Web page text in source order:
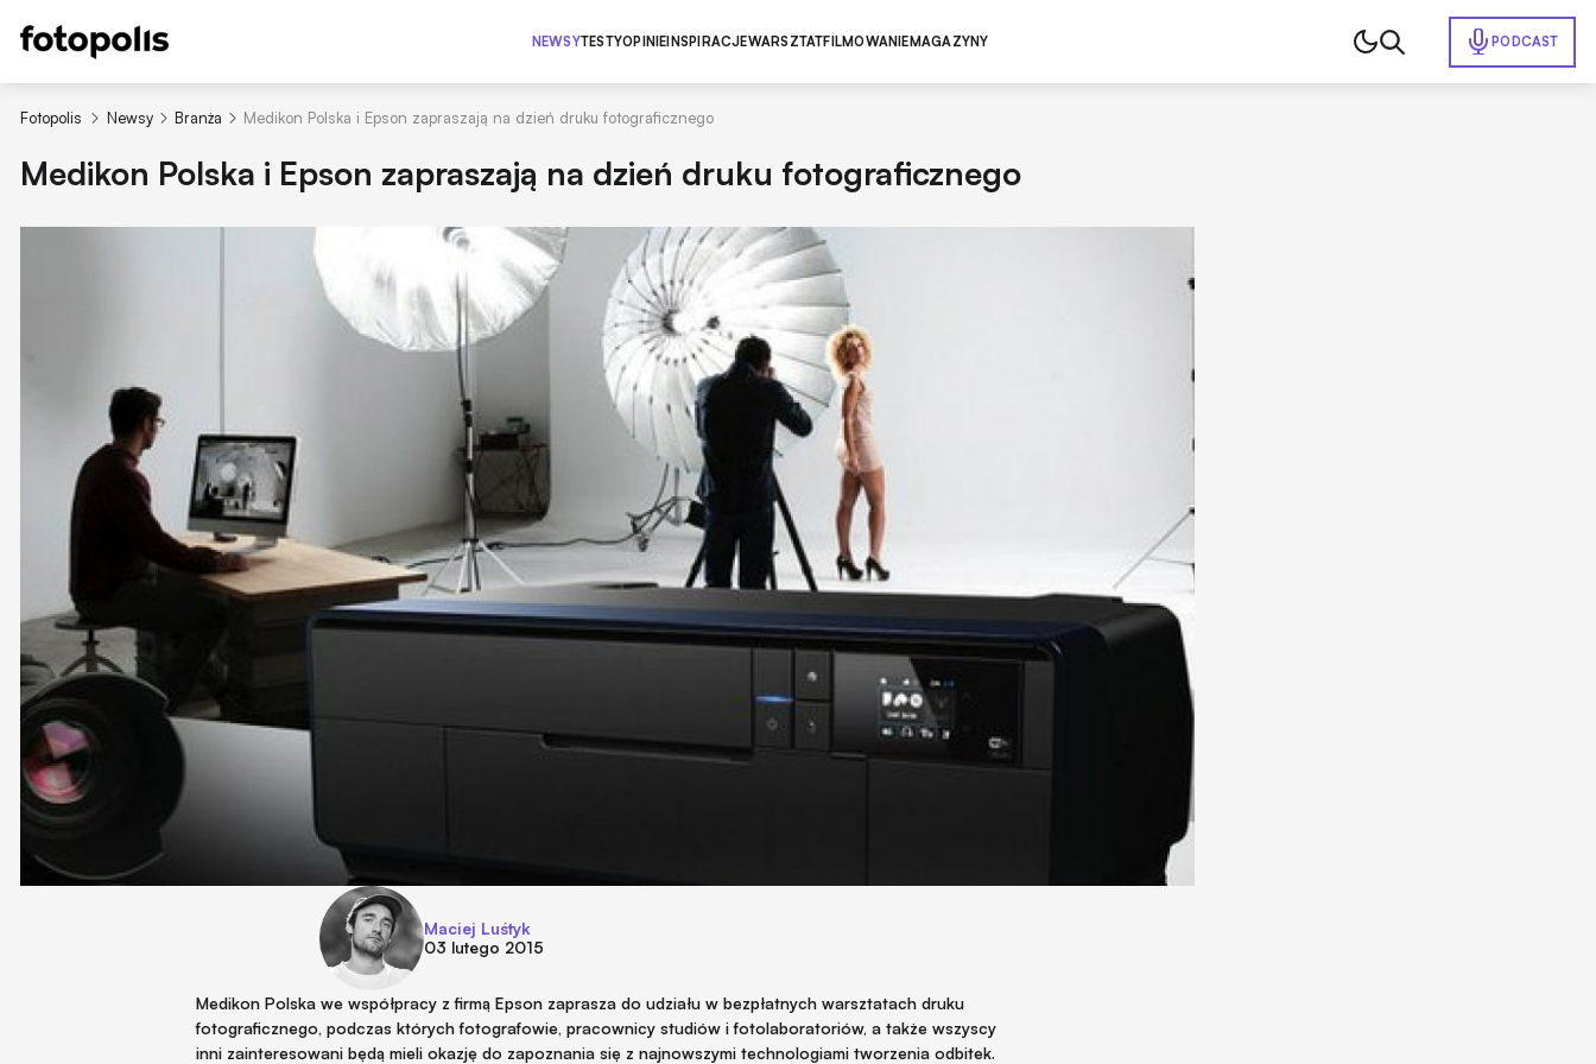
NEWSYTESTYOPINIEINSPIRACJEWARSZTATFILMOWANIEMAGAZYNY PODCAST
Fotopolis Newsy Branża Medikon Polska i Epson zapraszają na dzień druku fotograficznego
Medikon Polska i Epson zapraszają na dzień druku fotograficznego
Maciej Luśtyk
03 lutego 2015
Medikon Polska we współpracy z firmą Epson zaprasza do udziału w bezpłatnych warsztatach druku
fotograficznego, podczas których fotografowie, pracownicy studiów i fotolaboratoriów, a także wszyscy
inni zainteresowani będą mieli okazję do zapoznania się z najnowszymi technologiami tworzenia odbitek.